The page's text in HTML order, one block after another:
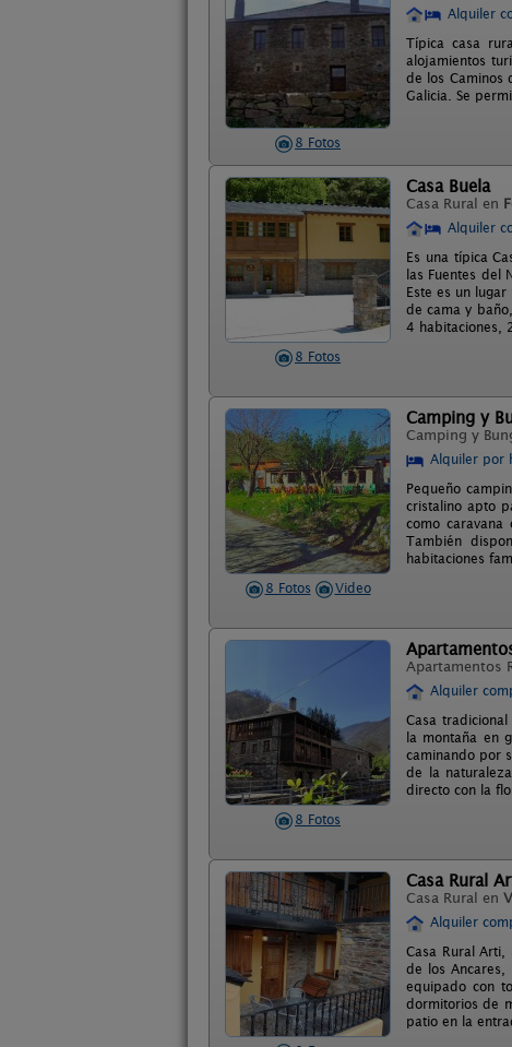
8 Fotos
Alquiler
Típica casa
alojamientos
de los Caminos
Galicia. Se
8 Fotos
Casa Buela
Casa Rural en
Alquiler
Es una típica
las Fuentes del
Este es un
de cama y
4 habitaciones,
8 Fotos Video
Camping y
Camping y
Alquiler por
Pequeño
cristalino apto
como
También
habitaciones
8 Fotos
Apartamentos
Alquiler
Casa
la montaña en
caminando por
de la
directo con la
Casa Rural
Casa Rural en
Alquiler
Casa Rural
de los
equipado con
dormitorios de
patio en la